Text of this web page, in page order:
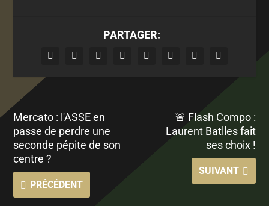
PARTAGER:
Mercato : l'ASSE en
passe de perdre une
seconde pépite de son
centre ?
PRÉCÉDENT
🚨 Flash Compo :
Laurent Batlles fait
ses choix !
SUIVANT